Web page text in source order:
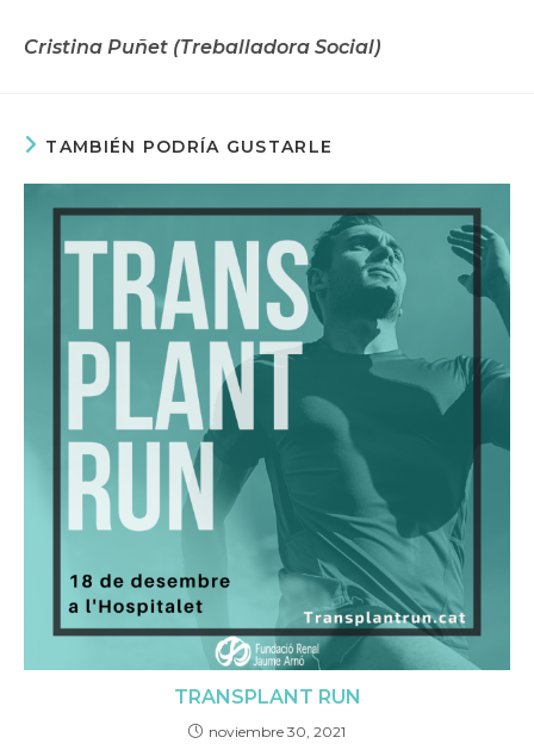
Cristina Puñet (Treballadora Social)
TAMBIÉN PODRÍA GUSTARLE
TRANSPLANT RUN
noviembre 30, 2021